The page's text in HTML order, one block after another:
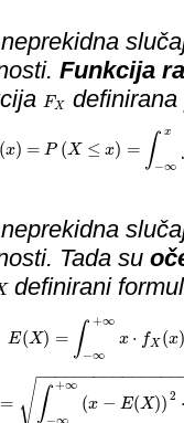
Funkcija
FX
FX
(x) = P (X ≤ x) = ∫ x
−∞
FX(x =P X≤ x)= −∞ xf
Tada su
definirani
E(X) = ∫ +∞
−∞
x ⋅ f X (x)
E X) ∫− ∞x⋅ f X(x)⋅dx
= ∫ +∞
(x − E(X)) 2
−−−−−−−−−−−−−−−
√
σ( X = +∞(x−E(X))2 ⋅fX(